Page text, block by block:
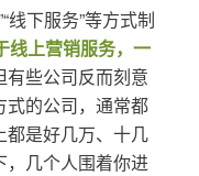
线下服务”等方式制
线上营销服务，一
有些公司反而刻意
式的公司，通常都
都是好几万、十几
几个人围着你进